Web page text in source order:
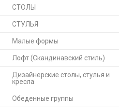
СТОЛЫ
СТУЛЬЯ
Малые формы
Лофт (Скандинавский стиль)
Дизайнерские столы, стулья и
кресла
Обеденные группы